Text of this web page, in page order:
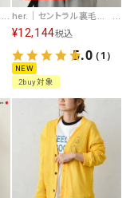
her.｜セントラル裏毛 ジップカーデ [[7261C-907]][C]
¥12,144税込
5.0（1）
NEW
2buy対象